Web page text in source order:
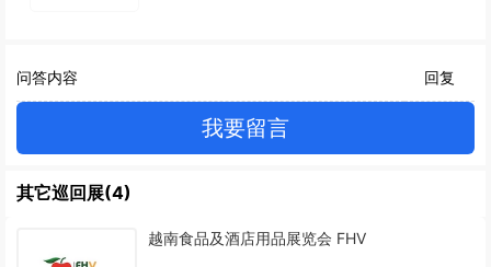
问答内容 回复
我要留言
其它巡回展(4)
越南食品及酒店用品展览会 FHV